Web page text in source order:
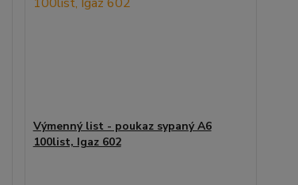
Výmenný list - poukaz sypaný A6
100list, Igaz 602